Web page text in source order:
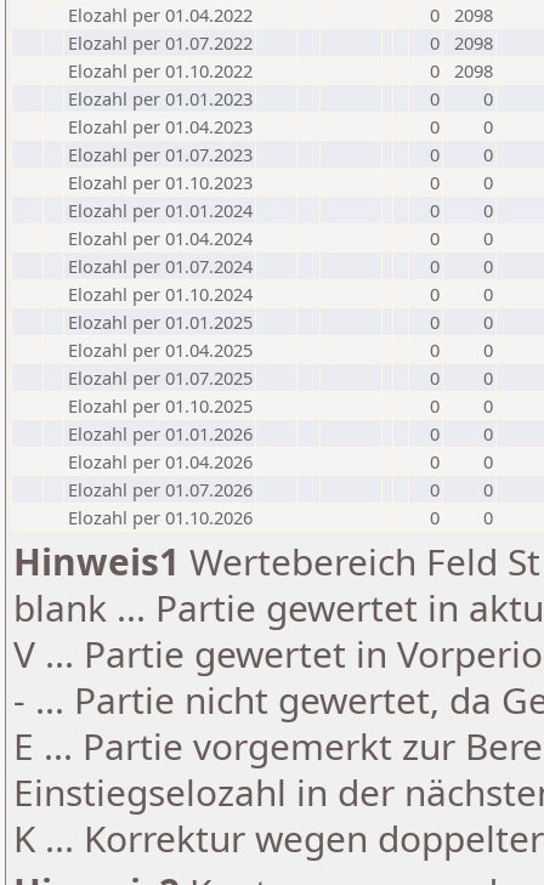
Elozahl per 01.04.2022
0 2098
Elozahl per 01.07.2022
0 2098
Elozahl per 01.10.2022
0 2098
Elozahl per 01.01.2023
0
0
Elozahl per 01.04.2023
0
0
Elozahl per 01.07.2023
0
0
Elozahl per 01.10.2023
0
0
Elozahl per 01.01.2024
0
0
Elozahl per 01.04.2024
0
0
Elozahl per 01.07.2024
0
0
Elozahl per 01.10.2024
0
0
Elozahl per 01.01.2025
0
0
Elozahl per 01.04.2025
0
0
Elozahl per 01.07.2025
0
0
Elozahl per 01.10.2025
0
0
Elozahl per 01.01.2026
0
0
Elozahl per 01.04.2026
0
0
Elozahl per 01.07.2026
0
0
Elozahl per 01.10.2026
0 0
Hinweis1 Wertebereich Feld
blank ... Partie gewertet in
V ... Partie gewertet in
- ... Partie nicht gewertet, da
E ... Partie vorgemerkt zur
Einstiegselozahl in der
K ... Korrektur wegen